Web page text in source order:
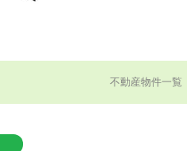
不動産物件一覧